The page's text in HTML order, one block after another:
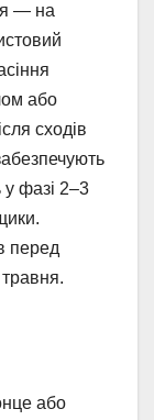
— на
або
сходів
у фазі 2–3
перед
або